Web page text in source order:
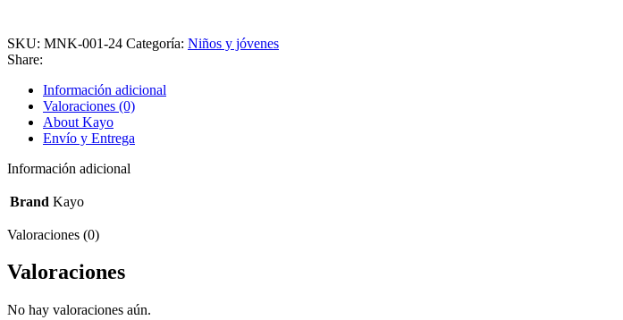
SKU: MNK-001-24 Categoría: Niños y jóvenes
Share:
Información adicional
Valoraciones (0)
About Kayo
Envío y Entrega
Información adicional
Brand Kayo
Valoraciones (0)
Valoraciones
No hay valoraciones aún.